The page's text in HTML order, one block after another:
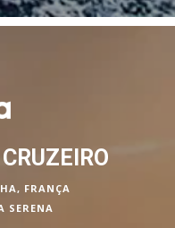
FRANÇA
SERENA